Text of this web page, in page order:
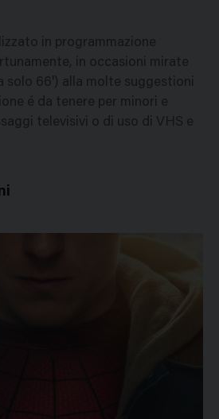
in programmazione
in occasioni mirate
solo 66') alla molte suggestioni
é da tenere per minori e
televisivi o di uso di VHS e